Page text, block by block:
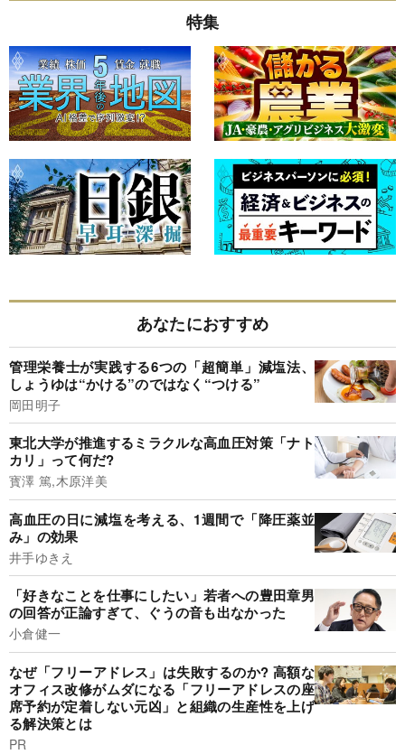
特集
あなたにおすすめ
管理栄養士が実践する6つの「超簡単」減塩法、
しょうゆは“かける”のではなく“つける”
岡田明子
東北大学が推進するミラクルな高血圧対策「ナト
カリ」って何だ?
寳澤 篤,木原洋美
高血圧の日に減塩を考える、1週間で「降圧薬並
み」の効果
井手ゆきえ
「好きなことを仕事にしたい」若者への豊田章男
の回答が正論すぎて、ぐうの音も出なかった
小倉健一
なぜ「フリーアドレス」は失敗するのか? 高額な
オフィス改修がムダになる「フリーアドレスの座
席予約が定着しない元凶」と組織の生産性を上げ
る解決策とは
PR